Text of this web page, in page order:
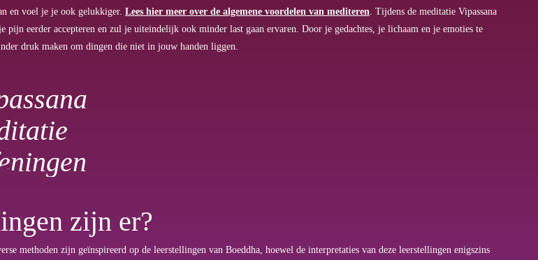
en voel je je ook gelukkiger. Lees hier meer over de algemene voordelen van mediteren . Tijdens de meditatie Vipassana
eerder accepteren en zul je uiteindelijk ook minder last gaan ervaren. Door je gedachtes, je lichaam en je emoties te
druk maken om dingen die niet in jouw handen liggen.
zijn er?
methoden zijn geïnspireerd op de leerstellingen van Boeddha, hoewel de interpretaties van deze leerstellingen enigszins